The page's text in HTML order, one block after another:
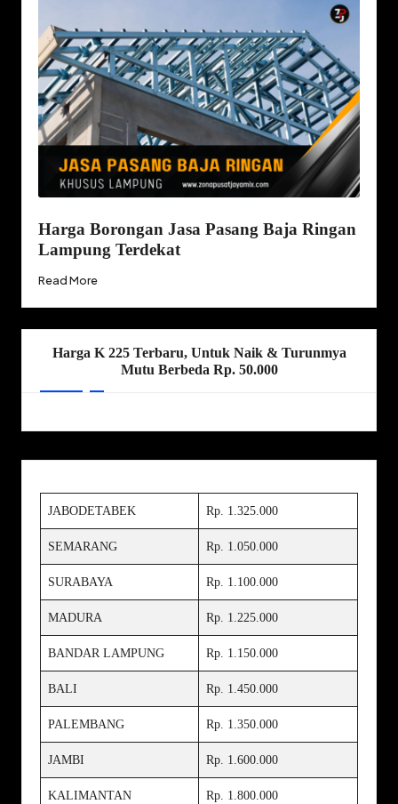
Harga Borongan Jasa Pasang Baja Ringan
Lampung Terdekat
Read More
Harga K 225 Terbaru, Untuk Naik & Turunmya
Mutu Berbeda Rp. 50.000
JABODETABEK Rp. 1.325.000
SEMARANG Rp. 1.050.000
SURABAYA Rp. 1.100.000
MADURA Rp. 1.225.000
BANDAR LAMPUNG Rp. 1.150.000
BALI Rp. 1.450.000
PALEMBANG Rp. 1.350.000
JAMBI Rp. 1.600.000
KALIMANTAN Rp. 1.800.000